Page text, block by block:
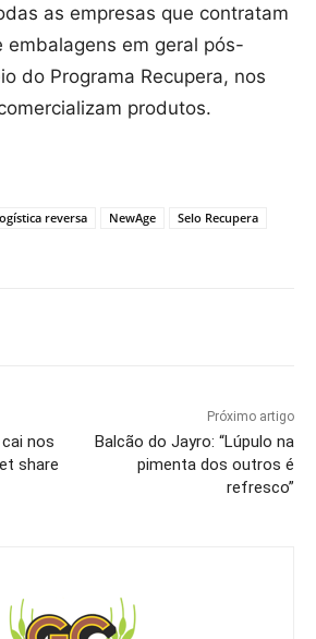
as empresas que contratam
embalagens em geral pós-
do Programa Recupera, nos
produtos.
reversa NewAge
Selo Recupera
nos
share
Próximo artigo
Balcão do Jayro: “Lúpulo na
pimenta dos outros é
refresco”